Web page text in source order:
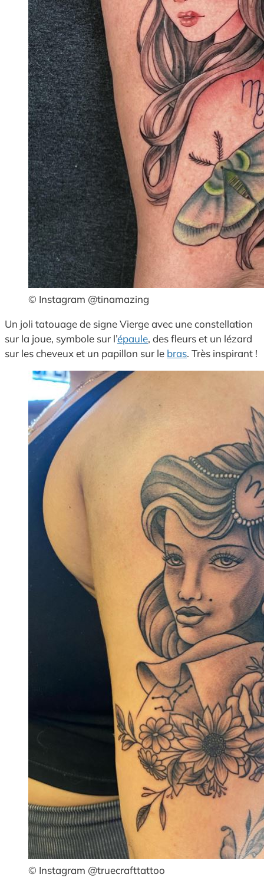
© Instagram @tinamazing
Un joli tatouage de signe Vierge avec une constellation
sur la joue, symbole sur l’épaule, des fleurs et un lézard
sur les cheveux et un papillon sur le bras. Très inspirant !
© Instagram @truecrafttattoo